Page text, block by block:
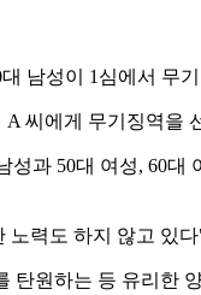
남성이 1심에서 무
씨에게 무기징역을
과 50대 여성, 60대
력도 하지 않고 있
원하는 등 유리한